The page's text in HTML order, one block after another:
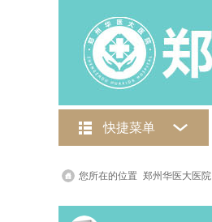
快捷菜单
您所在的位置 郑州华医大医院